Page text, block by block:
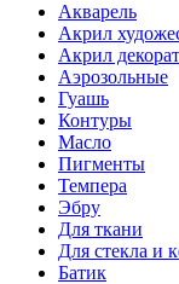
Акварель
Акрил
Акрил
Аэрозольные
Гуашь
Контуры
Масло
Пигменты
Темпера
Эбру
Для ткани
Для стекла и
Батик